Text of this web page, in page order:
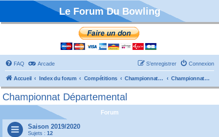
Le Forum Du Bowling
FAQ Arcade Connexion
S’enregistrer
Accueil Index du forum Compétitions Championnats de France Championnat Départemental
Championnat Départemental
Forum
Saison 2019/2020
Sujets : 12